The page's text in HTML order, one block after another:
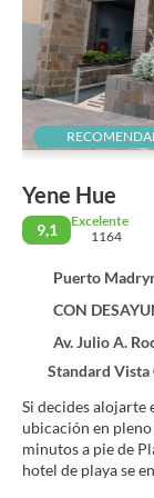
Yene Hue
9,1
Excelente
1164
Puerto
CON
Av. Julio A.
Standard Vista
Si decides alojarte
ubicación en
minutos a pie de Playa
hotel de playa se